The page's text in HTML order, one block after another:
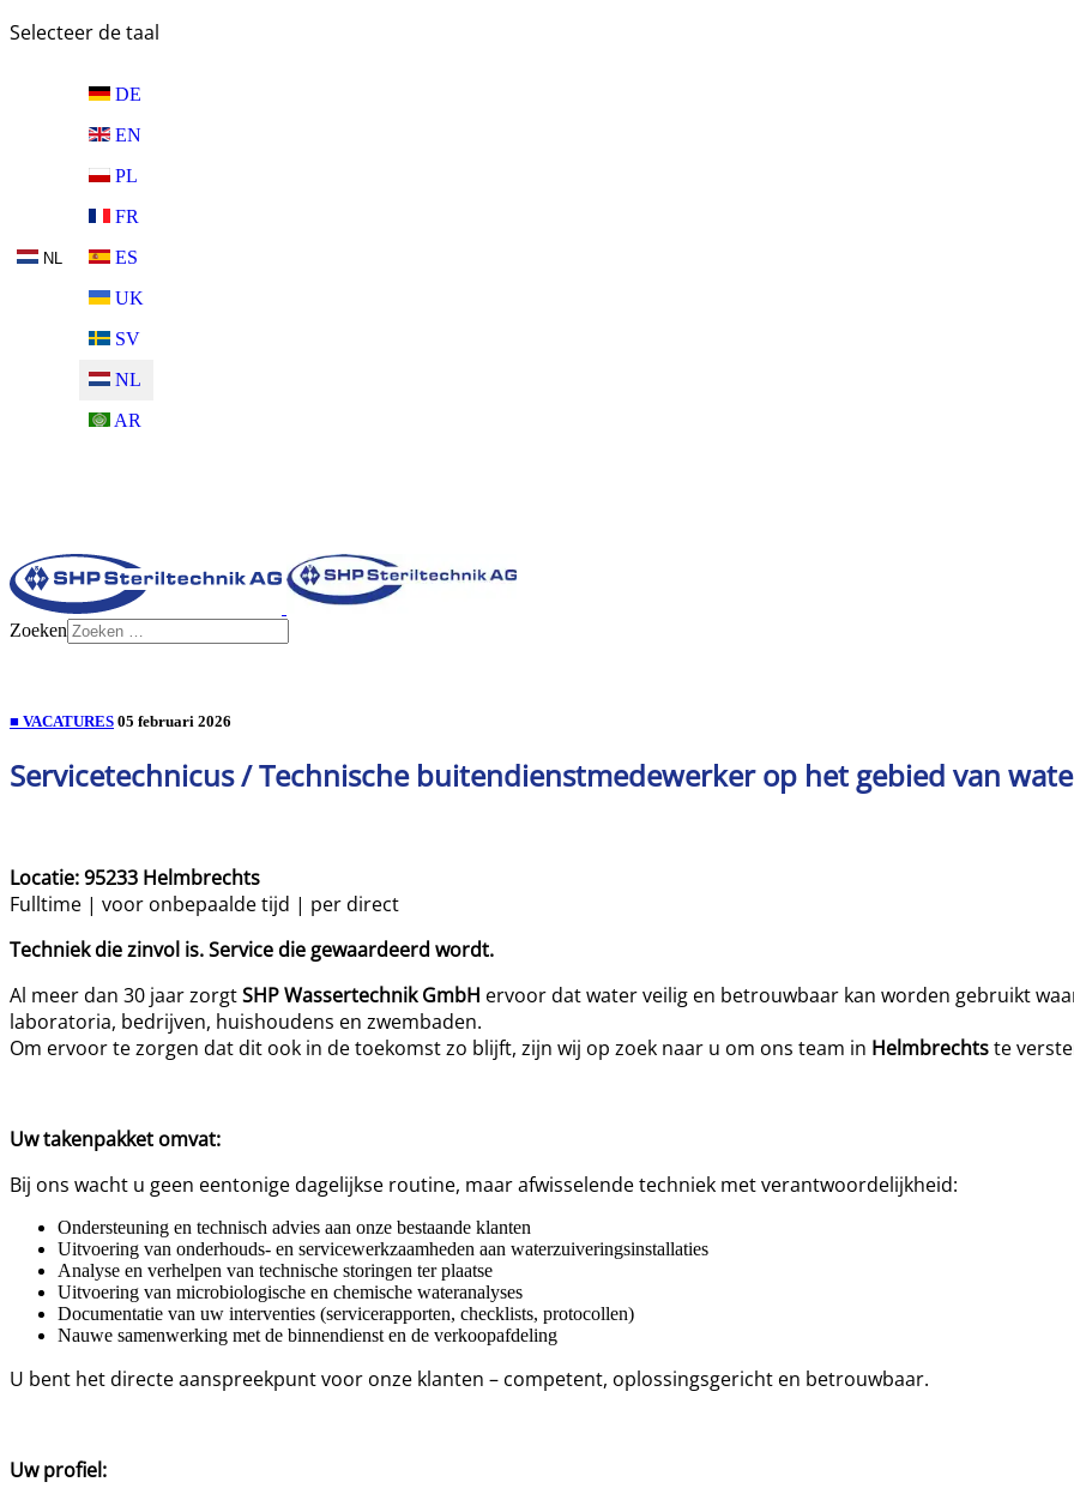
Selecteer de taal
NL
DE
EN
PL
FR
ES
UK
SV
NL
AR
Zoeken
■ VACATURES 05 februari 2026
Servicetechnicus / Technische buitendienstmedewerker op het gebied van
Locatie: 95233 Helmbrechts
Fulltime | voor onbepaalde tijd | per direct
Techniek die zinvol is. Service die gewaardeerd wordt.
Al meer dan 30 jaar zorgtSHP Wassertechnik GmbH ervoor dat water veilig en betrouwbaar kan worden gebruikt
laboratoria, bedrijven, huishoudens en zwembaden.
Om ervoor te zorgen dat dit ook in de toekomst zo blijft, zijn wij op zoek naar u om ons team in Helmbrechtste
Uw takenpakket omvat:
Bij ons wacht u geen eentonige dagelijkse routine, maar afwisselende techniek met verantwoordelijkheid:
Ondersteuning en technisch advies aan onze bestaande klanten
Uitvoering van onderhouds- en servicewerkzaamheden aan waterzuiveringsinstallaties
Analyse en verhelpen van technische storingen ter plaatse
Uitvoering van microbiologische en chemische wateranalyses
Documentatie van uw interventies (servicerapporten, checklists, protocollen)
Nauwe samenwerking met de binnendienst en de verkoopafdeling
U bent het directe aanspreekpunt voor onze klanten – competent, oplossingsgericht en betrouwbaar.
Uw profiel: